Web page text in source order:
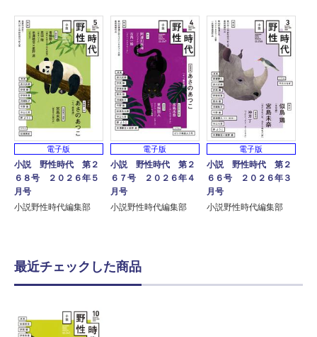
電子版
小説 野性時代 第２
６８号 ２０２６年５
月号
小説野性時代編集部
電子版
小説 野性時代 第２
６７号 ２０２６年４
月号
小説野性時代編集部
電子版
小説 野性時代 第２
６６号 ２０２６年３
月号
小説野性時代編集部
最近チェックした商品